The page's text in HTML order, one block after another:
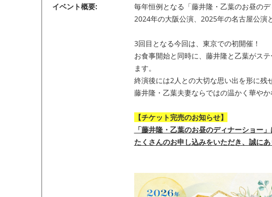
イベント概要
毎年恒例となる「藤井隆・乙葉のお昼の
2024年の大阪公演、2025年の名古屋公演
3回目となる今回は、東京での初開催！
お食事開始と同時に、藤井隆と乙葉がス
ます。
終演後には2人との大切な思い出を形に残
藤井隆・乙葉夫妻ならではの温かく華や
【チケット完売のお知らせ】
「藤井隆・乙葉のお昼のディナーショー
たくさんのお申し込みをいただき、誠に